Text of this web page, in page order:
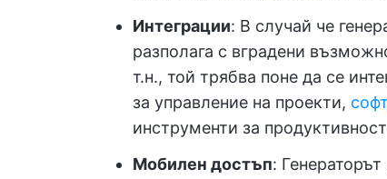
Интеграции: В случай че
разполага с вградени
т.н., той трябва поне да се
за управление на проекти,
инструменти за
Мобилен достъп: